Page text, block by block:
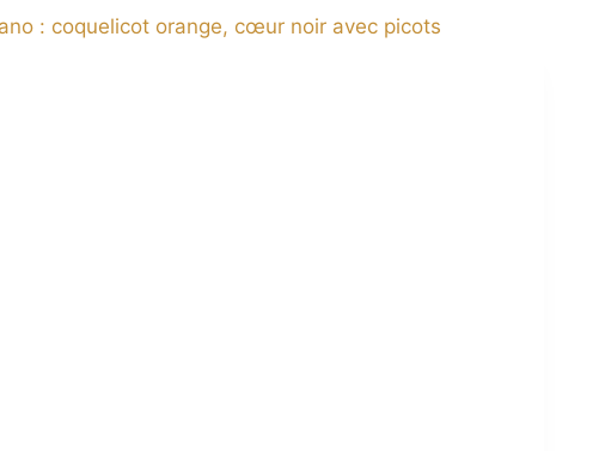
: coquelicot orange, cœur noir avec picots